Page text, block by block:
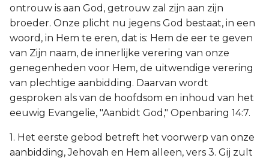
ontrouw is aan God, getrouw zal zijn aan zijn
broeder. Onze plicht nu jegens God bestaat, in een
woord, in Hem te eren, dat is: Hem de eer te geven
van Zijn naam, de innerlijke verering van onze
genegenheden voor Hem, de uitwendige verering
van plechtige aanbidding. Daarvan wordt
gesproken als van de hoofdsom en inhoud van het
eeuwig Evangelie, "Aanbidt God," Openbaring 14:7.
1. Het eerste gebod betreft het voorwerp van onze
aanbidding, Jehovah en Hem alleen, vers 3. Gij zult